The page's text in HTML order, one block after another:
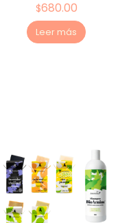
$680.00
Leer más